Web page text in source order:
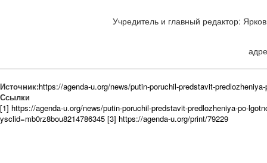
Учредитель и главный редактор:
Источник:https://agenda-u.org/news/putin-poruchil-predstavit-
Ссылки
[1] https://agenda-u.org/news/putin-poruchil-predstavit-predlozheniya-po-
ysclid=mb0rz8bou8214786345 [3] https://agenda-u.org/print/79229